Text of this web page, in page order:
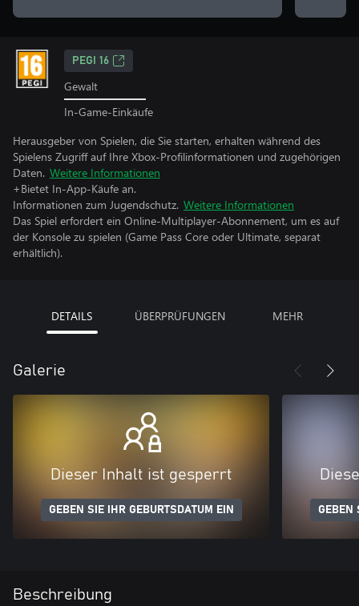
PEGI 16
Gewalt
In-Game-Einkäufe
Herausgeber von Spielen, die Sie starten, erhalten während des
Spielens Zugriff auf Ihre Xbox-Profilinformationen und zugehörigen
Daten. Weitere Informationen
+Bietet In-App-Käufe an.
Informationen zum Jugendschutz. Weitere Informationen
Das Spiel erfordert ein Online-Multiplayer-Abonnement, um es auf
der Konsole zu spielen (Game Pass Core oder Ultimate, separat
erhältlich).
DETAILS ÜBERPRÜFUNGEN MEHR
Galerie
Dieser Inhalt ist gesperrt
GEBEN SIE IHR GEBURTSDATUM EIN GEBEN
Beschreibung